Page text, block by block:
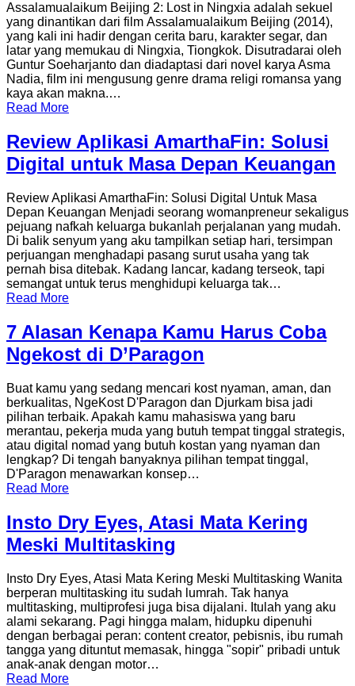
Assalamualaikum Beijing 2: Lost in Ningxia adalah sekuel
yang dinantikan dari film Assalamualaikum Beijing (2014),
yang kali ini hadir dengan cerita baru, karakter segar, dan
latar yang memukau di Ningxia, Tiongkok. Disutradarai oleh
Guntur Soeharjanto dan diadaptasi dari novel karya Asma
Nadia, film ini mengusung genre drama religi romansa yang
kaya akan makna.…
Read More
Review Aplikasi AmarthaFin: Solusi
Digital untuk Masa Depan Keuangan
Review Aplikasi AmarthaFin: Solusi Digital Untuk Masa
Depan Keuangan Menjadi seorang womanpreneur sekaligus
pejuang nafkah keluarga bukanlah perjalanan yang mudah.
Di balik senyum yang aku tampilkan setiap hari, tersimpan
perjuangan menghadapi pasang surut usaha yang tak
pernah bisa ditebak. Kadang lancar, kadang terseok, tapi
semangat untuk terus menghidupi keluarga tak…
Read More
7 Alasan Kenapa Kamu Harus Coba
Ngekost di D’Paragon
Buat kamu yang sedang mencari kost nyaman, aman, dan
berkualitas, NgeKost D'Paragon dan Djurkam bisa jadi
pilihan terbaik. Apakah kamu mahasiswa yang baru
merantau, pekerja muda yang butuh tempat tinggal strategis,
atau digital nomad yang butuh kostan yang nyaman dan
lengkap? Di tengah banyaknya pilihan tempat tinggal,
D'Paragon menawarkan konsep…
Read More
Insto Dry Eyes, Atasi Mata Kering
Meski Multitasking
Insto Dry Eyes, Atasi Mata Kering Meski Multitasking Wanita
berperan multitasking itu sudah lumrah. Tak hanya
multitasking, multiprofesi juga bisa dijalani. Itulah yang aku
alami sekarang. Pagi hingga malam, hidupku dipenuhi
dengan berbagai peran: content creator, pebisnis, ibu rumah
tangga yang dituntut memasak, hingga "sopir" pribadi untuk
anak-anak dengan motor…
Read More